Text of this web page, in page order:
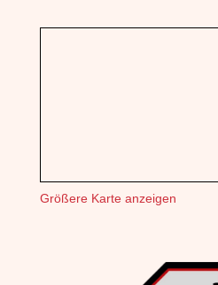
Größere Karte anzeigen